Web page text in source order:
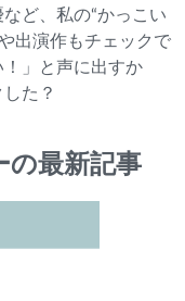
ど、私の“かっこい
出演作もチェックで
」と声に出すか
た？
の最新記事